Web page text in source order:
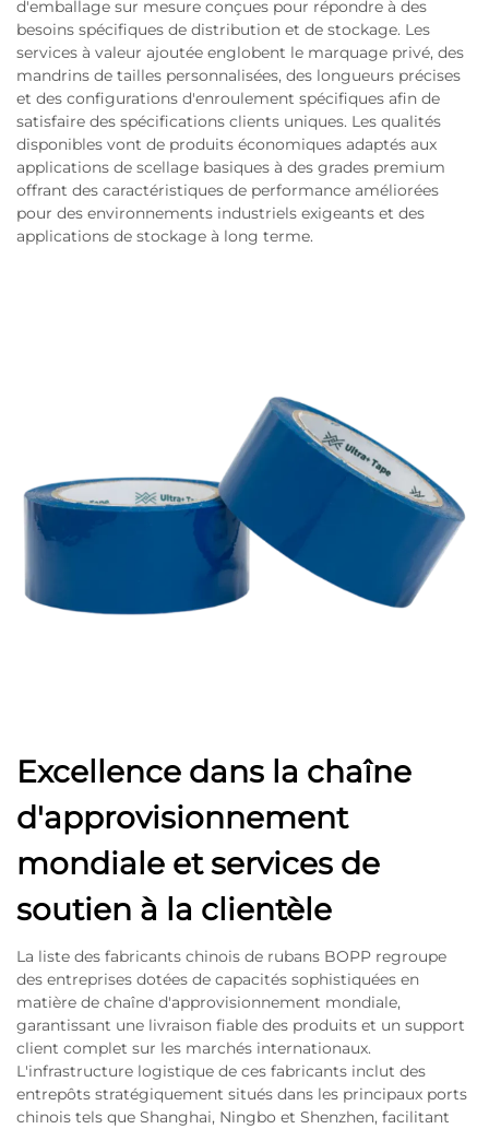
d'emballage sur mesure conçues pour répondre à des
besoins spécifiques de distribution et de stockage. Les
services à valeur ajoutée englobent le marquage privé, des
mandrins de tailles personnalisées, des longueurs précises
et des configurations d'enroulement spécifiques afin de
satisfaire des spécifications clients uniques. Les qualités
disponibles vont de produits économiques adaptés aux
applications de scellage basiques à des grades premium
offrant des caractéristiques de performance améliorées
pour des environnements industriels exigeants et des
applications de stockage à long terme.
Excellence dans la chaîne
d'approvisionnement
mondiale et services de
soutien à la clientèle
La liste des fabricants chinois de rubans BOPP regroupe
des entreprises dotées de capacités sophistiquées en
matière de chaîne d'approvisionnement mondiale,
garantissant une livraison fiable des produits et un support
client complet sur les marchés internationaux.
L'infrastructure logistique de ces fabricants inclut des
entrepôts stratégiquement situés dans les principaux ports
chinois tels que Shanghai, Ningbo et Shenzhen, facilitant